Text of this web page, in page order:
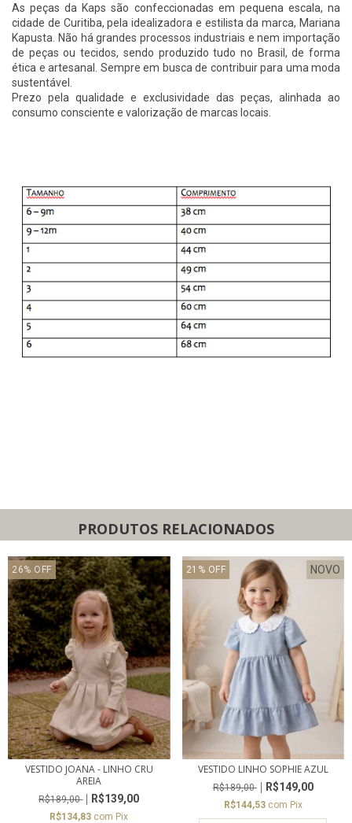
As peças da Kaps são confeccionadas em pequena escala, na
cidade de Curitiba, pela idealizadora e estilista da marca, Mariana
Kapusta. Não há grandes processos industriais e nem importação
de peças ou tecidos, sendo produzido tudo no Brasil, de forma
ética e artesanal. Sempre em busca de contribuir para uma moda
sustentável.
Prezo pela qualidade e exclusividade das peças, alinhada ao
consumo consciente e valorização de marcas locais.
PRODUTOS RELACIONADOS
26% OFF
VESTIDO JOANA - LINHO CRU
AREIA
R$189,00 R$139,00
R$134,83 com Pix
21 % OFF NOVO
VESTIDO LINHO SOPHIE AZUL
R$189,00 R$149,00
R$144,53 com Pix